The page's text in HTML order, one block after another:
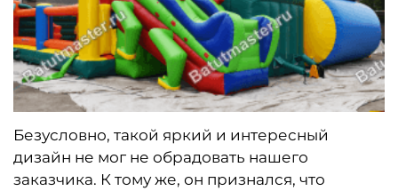
Безусловно, такой яркий и интересный
дизайн не мог не обрадовать нашего
заказчика. К тому же, он признался, что